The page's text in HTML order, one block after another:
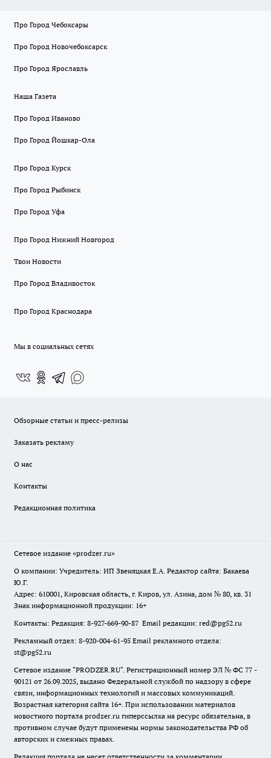
Про Город Чебоксары
Про Город Новочебоксарск
Про Город Ярославль
Наша Газета
Про Город Иваново
Про Город Йошкар-Ола
Про Город Курск
Про Город Рыбинск
Про Город Уфа
Про Город Нижний Новгород
Твои Новости
Про Город Владивосток
Про Город Краснодара
Мы в социальных сетях
Обзорные статьи и пресс-релизы
Заказать рекламу
О нас
Контакты
Редакционная политика
Сетевое издание «prodzer.ru»
О компании: Учредитель: ИП Звеняцкая Е.А. Редактор сайта: Бакаева
Ю.Г.
Адрес: 610001, Кировская область, г. Киров, ул. Азина, дом № 80, кв. 31
Знак информационной продукции: 16+
Контакты: Редакция: 8-927-669-90-87 Email редакции: red@pg52.ru
Рекламный отдел: 8-920-004-61-95 Email рекламного отдела:
st@pg52.ru
Сетевое издание "PRODZER.RU". Регистрационный номер ЭЛ № ФС 77 -
90121 от 26.09.2025, выдано Федеральной службой по надзору в сфере
связи, информационных технологий и массовых коммуникаций.
Возрастная категория сайта 16+. При использовании материалов
новостного портала prodzer.ru гиперссылка на ресурс обязательна, в
противном случае будут применены нормы законодательства РФ об
авторских и смежных правах.